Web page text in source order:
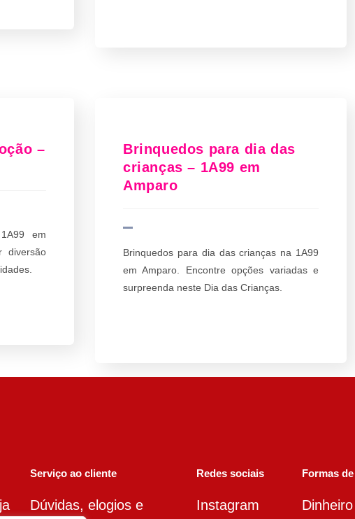
–
em
diversão
Brinquedos para dia das
crianças – 1A99 em
Amparo
Brinquedos para dia das crianças na 1A99
em Amparo. Encontre opções variadas e
surpreenda neste Dia das Crianças.
Serviço ao cliente
Dúvidas, elogios e
Redes sociais
Instagram
Formas